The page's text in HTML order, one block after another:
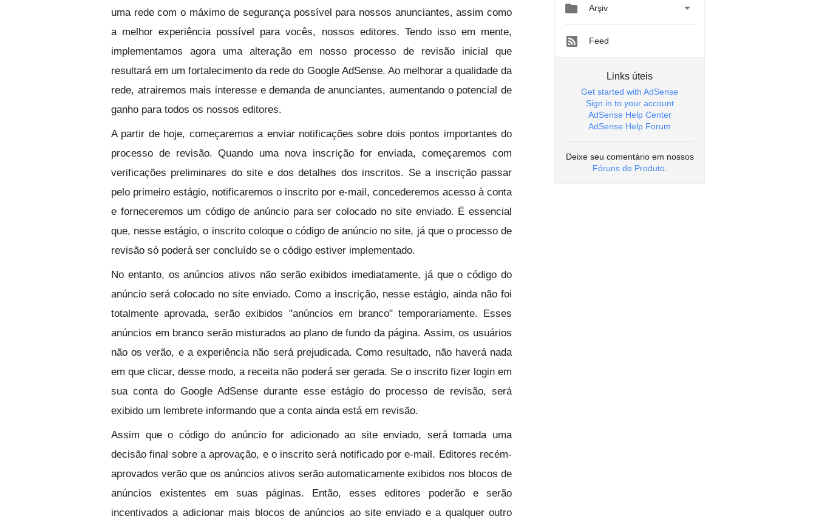
uma rede com o máximo de segurança possível para nossos anunciantes, assim como
a melhor experiência possível para vocês, nossos editores. Tendo isso em mente,
implementamos agora uma alteração em nosso processo de revisão inicial que
resultará em um fortalecimento da rede do Google AdSense. Ao melhorar a qualidade da
rede, atrairemos mais interesse e demanda de anunciantes, aumentando o potencial de
ganho para todos os nossos editores.
A partir de hoje, começaremos a enviar notificações sobre dois pontos importantes do
processo de revisão. Quando uma nova inscrição for enviada, começaremos com
verificações preliminares do site e dos detalhes dos inscritos. Se a inscrição passar
pelo primeiro estágio, notificaremos o inscrito por e-mail, concederemos acesso à conta
e forneceremos um código de anúncio para ser colocado no site enviado. É essencial
que, nesse estágio, o inscrito coloque o código de anúncio no site, já que o processo de
revisão só poderá ser concluído se o código estiver implementado.
No entanto, os anúncios ativos não serão exibidos imediatamente, já que o código do
anúncio será colocado no site enviado. Como a inscrição, nesse estágio, ainda não foi
totalmente aprovada, serão exibidos "anúncios em branco" temporariamente. Esses
anúncios em branco serão misturados ao plano de fundo da página. Assim, os usuários
não os verão, e a experiência não será prejudicada. Como resultado, não haverá nada
em que clicar, desse modo, a receita não poderá ser gerada. Se o inscrito fizer login em
sua conta do Google AdSense durante esse estágio do processo de revisão, será
exibido um lembrete informando que a conta ainda está em revisão.
Assim que o código do anúncio for adicionado ao site enviado, será tomada uma
decisão final sobre a aprovação, e o inscrito será notificado por e-mail. Editores recém-
aprovados verão que os anúncios ativos serão automaticamente exibidos nos blocos de
anúncios existentes em suas páginas. Então, esses editores poderão e serão
incentivados a adicionar mais blocos de anúncios ao site enviado e a qualquer outro
 Arşiv 
Feed
Links úteis
Get started with AdSense
Sign in to your account
AdSense Help Center
AdSense Help Forum
Deixe seu comentário em nossos
Fóruns de Produto.